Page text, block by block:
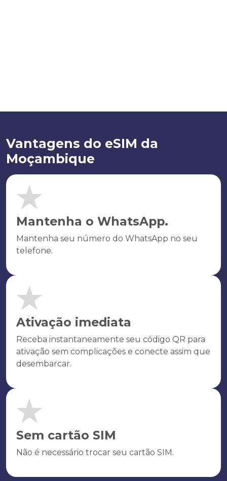
Vantagens do eSIM da
Moçambique
Mantenha o WhatsApp.
Mantenha seu número do WhatsApp no seu
telefone.
Ativação imediata
Receba instantaneamente seu código QR para
ativação sem complicações e conecte assim que
desembarcar.
Sem cartão SIM
Não é necessário trocar seu cartão SIM.